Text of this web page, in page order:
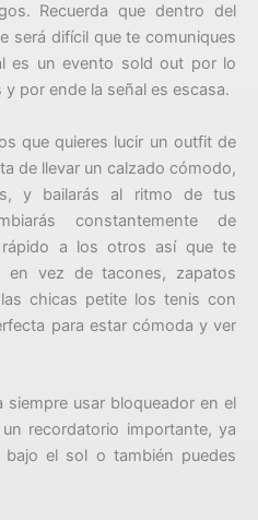
Recuerda que dentro del
será difícil que te comuniques
es un evento sold out por lo
por ende la señal es escasa.
que quieres lucir un outfit de
de llevar un calzado cómodo,
y bailarás al ritmo de tus
constantemente de
rápido a los otros así que te
en vez de tacones, zapatos
chicas petite los tenis con
para estar cómoda y ver
siempre usar bloqueador en el
recordatorio importante, ya
el sol o también puedes